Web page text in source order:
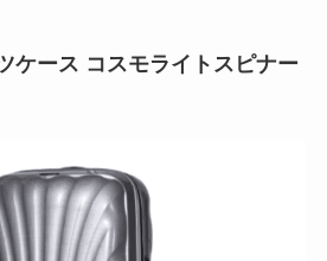
ケース コスモライトスピナー